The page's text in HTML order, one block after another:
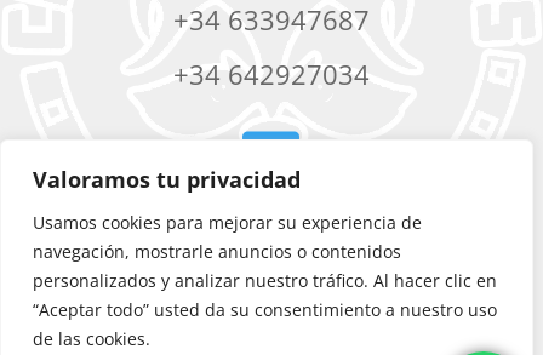
Valoramos tu privacidad
Usamos cookies para mejorar su experiencia de
navegación, mostrarle anuncios o contenidos
personalizados y analizar nuestro tráfico. Al hacer clic en
“Aceptar todo” usted da su consentimiento a nuestro uso
de las cookies.
+34 633947687
+34 642927034

chevere56services@yahoo.com